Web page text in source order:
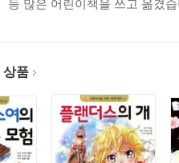
등 많은 어린이책을 쓰고 옮겼
상품